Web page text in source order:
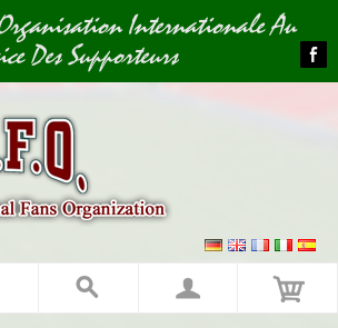
Internationale Au
Des Supporteurs